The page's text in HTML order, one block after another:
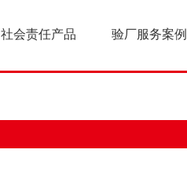
社会责任产品 验厂服务案例